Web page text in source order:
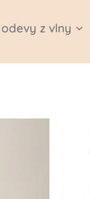
odevy z vlny